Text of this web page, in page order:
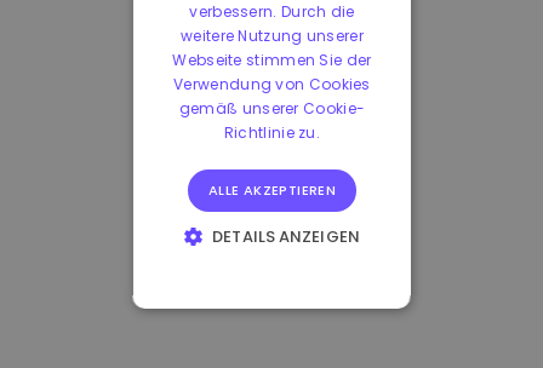
verbessern. Durch die
weitere Nutzung unserer
Webseite stimmen Sie der
Verwendung von Cookies
gemäß unserer Cookie-
Richtlinie zu.
ALLE AKZEPTIEREN
DETAILS ANZEIGEN